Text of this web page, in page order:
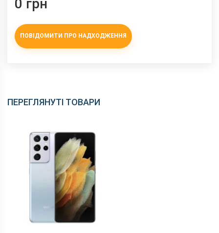
0 грн
ПОВІДОМИТИ ПРО НАДХОДЖЕННЯ
ПЕРЕГЛЯНУТІ ТОВАРИ